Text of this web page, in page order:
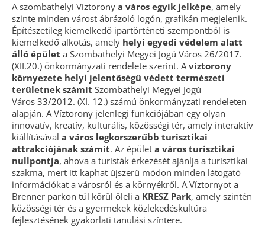
A szombathelyi Víztorony a város egyik jelképe, amely
szinte minden várost ábrázoló logón, grafikán megjelenik.
Építészetileg kiemelkedő ipartörténeti szempontból is
kiemelkedő alkotás, amely helyi egyedi védelem alatt
álló épület a Szombathelyi Megyei Jogú Város 26/2017.
(XII.20.) önkormányzati rendelete szerint. Avíztorony
környezete helyi jelentőségű védett természeti
területnek számít Szombathelyi Megyei Jogú
Város 33/2012. (XI. 12.) számú önkormányzati rendeleten
alapján. A Víztorony jelenlegi funkciójában egy olyan
innovatív, kreatív, kulturális, közösségi tér, amely interaktív
kiállításával a város legkorszerűbb turisztikai
attrakciójának számít. Az épület a város turisztikai
nullpontja, ahova a turisták érkezését ajánlja a turisztikai
szakma, mert itt kaphat újszerű módon minden látogató
információkat a városról és a környékről. A Víztornyot a
Brenner parkon túl körül öleli a KRESZ Park, amely szintén
közösségi tér és a gyermekek közlekedéskultúra
fejlesztésének gyakorlati tanulási színtere.